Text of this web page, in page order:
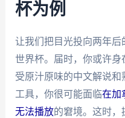
杯为例
让我们把目光投向两年
世界杯。届时，你或许
受原汁原味的中文解说
工具，你很可能面临在加
无法播放的窘境。这时，